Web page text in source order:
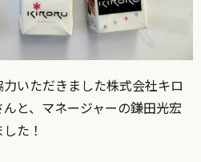
いただきました株式会社キロ
と、マネージャーの鎌田光宏
た！